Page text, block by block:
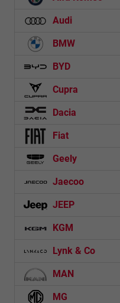
Audi
BMW
BYD
Cupra
Dacia
Fiat
Geely
Jaecoo
JEEP
KGM
Lynk & Co
MAN
MG